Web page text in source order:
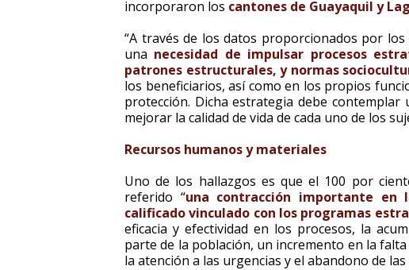
incorporaron los cantones de Guayaquil y
“A través de los datos proporcionados por
una necesidad de impulsar procesos
patrones estructurales, y normas
los beneficiarios, así como en los propios
protección. Dicha estrategia debe
mejorar la calidad de vida de cada uno de los
Recursos humanos y materiales
Uno de los hallazgos es que el 100 por
referido “una contracción importante en
calificado vinculado con los programas
eficacia y efectividad en los procesos, la
parte de la población, un incremento en la
la atención a las urgencias y el abandono de